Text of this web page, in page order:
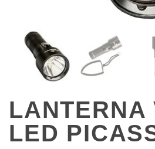
LANTERNA
LED